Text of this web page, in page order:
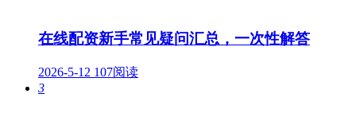
在线配资新手常见疑问汇总，一次性解答
2026-5-12 107阅读
3